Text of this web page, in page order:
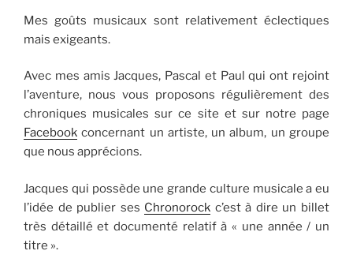
Mes goûts musicaux sont relativement éclectiques
mais exigeants.
Avec mes amis Jacques, Pascal et Paul qui ont rejoint
l’aventure, nous vous proposons régulièrement des
chroniques musicales sur ce site et sur notre page
Facebook concernant un artiste, un album, un groupe
que nous apprécions.
Jacques qui possède une grande culture musicale a eu
l’idée de publier ses Chronorock c’est à dire un billet
très détaillé et documenté relatif à « une année / un
titre ».